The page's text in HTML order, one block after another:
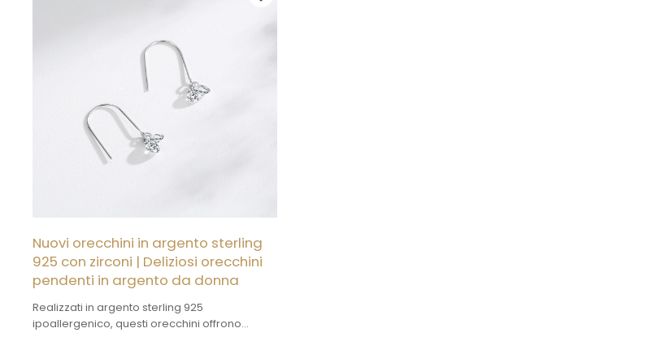
Nuovi orecchini in argento sterling
925 con zirconi | Deliziosi orecchini
pendenti in argento da donna
Realizzati in argento sterling 925
ipoallergenico, questi orecchini offrono